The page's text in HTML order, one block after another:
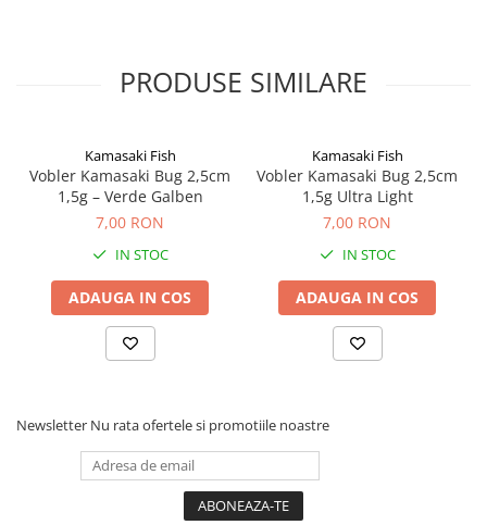
PRODUSE SIMILARE
Kamasaki Fish
Vobler Kamasaki Bug 2,5cm
1,5g – Verde Galben
7,00 RON
IN STOC
ADAUGA IN COS
Kamasaki Fish
Vobler Kamasaki Bug 2,5cm
1,5g Ultra Light
7,00 RON
IN STOC
ADAUGA IN COS
Newsletter Nu rata ofertele si promotiile noastre